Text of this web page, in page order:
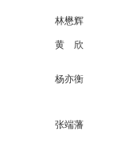
林懋辉
黄 欣
杨亦衡
张端藩